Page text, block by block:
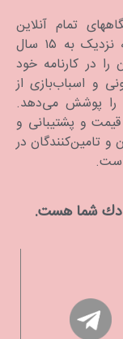
تمام آنلاین
سیسمونی و اسباب‌بازی در ایران است که نزدیک به ۱۵ سال
در کارنامه خود
و اسباب‌بازی از
از 5 سالگی کودک را پوشش می‌دهد.
قیمت و پشتیبانی و
تامین‌کنندگان در
است.
شما هست.